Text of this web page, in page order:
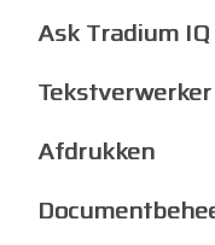
Ask Tradium IQ
Tekstverwerker
Afdrukken